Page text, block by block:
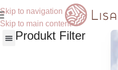
Skip to navigation
Skip to main content
Produkt Filter